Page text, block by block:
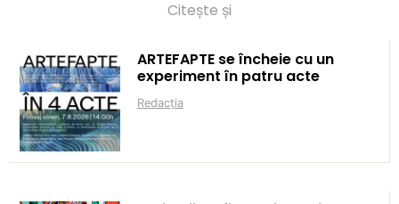
Citește și
ARTEFAPTE se încheie cu un
experiment în patru acte
Redacția